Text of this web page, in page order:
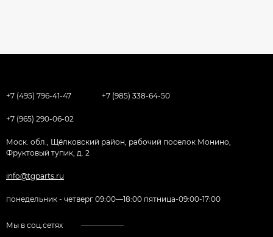
+7 (495) 796-41-47 +7 (985) 338-64-50
+7 (965) 290-06-02
Моск. обл., Щёлковский район, рабочий поселок Монино,
Фруктовый тупик, д. 2
info@tgparts.ru
понедельник - четверг 09:00—18:00 пятница-09:00-17:00
Мы в соц.сетях